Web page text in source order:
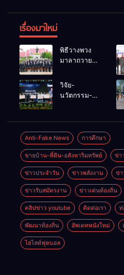
เรื่องมาใหม่
พิธีวางพวง
มาลาถวาย
เนื่องในวันรพี
ประจำปี
ฟุตบอลวันรพี
เพื่อเชื่อม
ความสัมพันธ์
อันดีของ
หน่วยงานใน
กระบวนการ
ยุติธรรม
วิจัย-
นวัตกรรม-
ไทย และพลัง
ขับเคลื่อน
เศรษฐกิจ
ประเทศ
Anti-Fake News การศึกษา
ขายบ้าน-ที่ดิน-อสังหาริมทรัพย์ ข่า
ข่าวประจำวัน ข่าวพลังงาน ข่
ข่าวรับสมัตรงาน ข่าวเด่นท้องถิ่น
คลิปข่าว youtube ติดต่อเรา ท่
พัฒนาท้องถิ่น อัพเดทหนังใหม่
ไฮไลท์ฟุตบอล